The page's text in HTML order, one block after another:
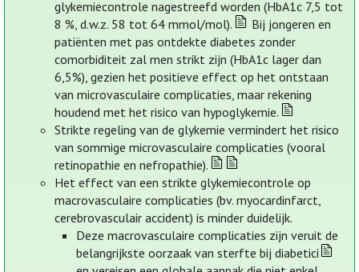
glykemiecontrole nagestreefd worden (HbA1c 7,5 tot
8 %, d.w.z. 58 tot 64 mmol/mol).
Bij jongeren en
patiënten met pas ontdekte diabetes zonder
comorbiditeit zal men strikt zijn (HbA1c lager dan
6,5%), gezien het positieve effect op het ontstaan
van microvasculaire complicaties, maar rekening
houdend met het risico van hypoglykemie.
Strikte regeling van de glykemie vermindert het risico
van sommige microvasculaire complicaties (vooral
retinopathie en nefropathie).
Het effect van een strikte glykemiecontrole op
macrovasculaire complicaties (bv. myocardinfarct,
cerebrovasculair accident) is minder duidelijk.
Deze macrovasculaire complicaties zijn veruit de
belangrijkste oorzaak van sterfte bij diabetici